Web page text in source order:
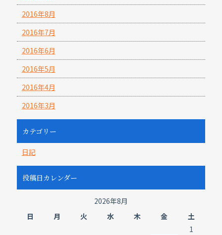
2016年8月
2016年7月
2016年6月
2016年5月
2016年4月
2016年3月
カテゴリー
日記
投稿日カレンダー
2026年8月
日
月 火 水 木 金 土
1